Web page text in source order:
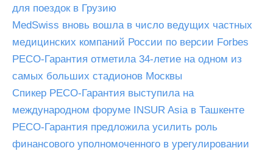
для поездок в Грузию
MedSwiss вновь вошла в число ведущих частных
медицинских компаний России по версии Forbes
РЕСО-Гарантия отметила 34-летие на одном из
самых больших стадионов Москвы
Спикер РЕСО-Гарантия выступила на
международном форуме INSUR Asia в Ташкенте
РЕСО-Гарантия предложила усилить роль
финансового уполномоченного в урегулировании